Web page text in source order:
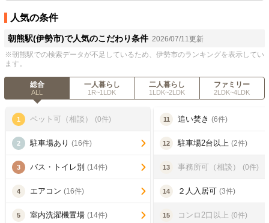
人気の条件
朝熊駅(伊勢市)で人気のこだわり条件 2026/07/11更新
※朝熊駅での検索データが不足しているため、伊勢市のランキングを表示してい
ます。
総合
ALL
一人暮らし
1R~1LDK
二人暮らし
1LDK~2LDK
ファミリー
2LDK~4LDK
1 ペット可（相談） (0件)
2 駐車場あり (16件)
3 バス・トイレ別 (14件)
4 エアコン (16件)
5 室内洗濯機置場 (14件)
11 追い焚き (6件)
12 駐車場2台以上 (2件)
13 事務所可（相談） (0件)
14 ２人入居可 (3件)
15 コンロ2口以上 (0件)